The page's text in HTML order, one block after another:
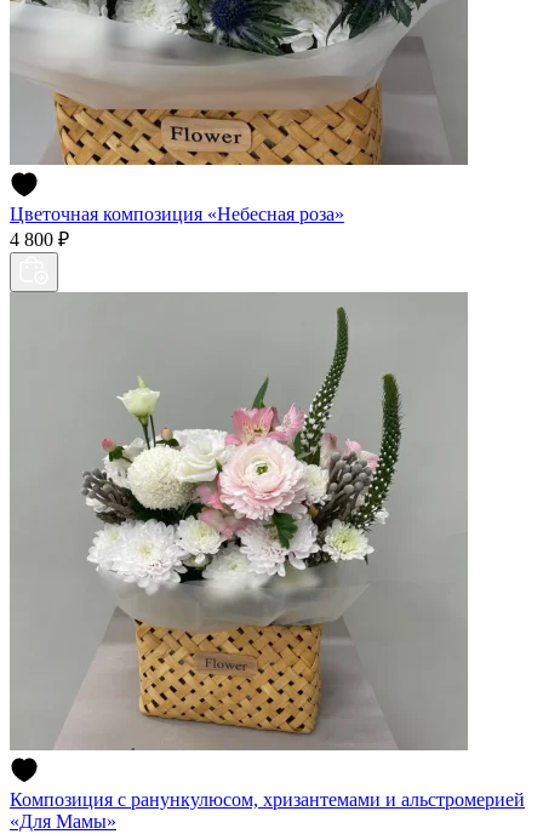
Цветочная композиция «Небесная роза»
4 800 ₽
Композиция с ранункулюсом, хризантемами и альстромерией
«Для Мамы»